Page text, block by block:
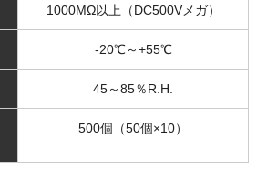
1000MΩ以上（DC500Vメガ）
-20℃～+55℃
45～85％R.H.
500個（50個×10）